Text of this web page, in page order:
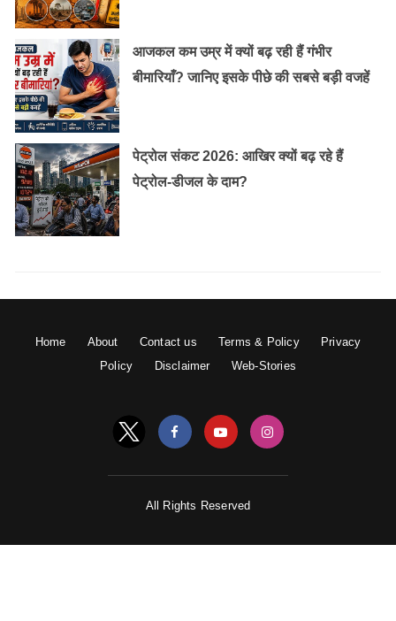
फैट कम करता है :
खजूर में मौजूद सल्फर और पोटैशियम जैसे पदार्थ ना केवल
सेहत का ख्याल रखते हैं बल्कि ये आपके शरीर में मौजूद फैट को भी
घटाते है। सुबह के शाम खजूर का सेवन शरीर में मेटाबॉल्जिम को
बढ़ाता है और वजन को कम करता है।
आजकल कम उम्र में क्यों बढ़ रही हैं गंभीर
बीमारियाँ? जानिए इसके पीछे की सबसे बड़ी वजहें
पेट्रोल संकट 2026: आखिर क्यों बढ़ रहे हैं
पेट्रोल-डीजल के दाम?
Home About Contact us Terms & Policy
Privacy
Policy
Disclaimer Web-Stories
All Rights Reserved